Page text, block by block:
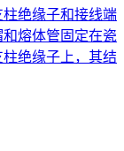
绝缘子和接线端
熔体管固定在瓷
绝缘子上，其结